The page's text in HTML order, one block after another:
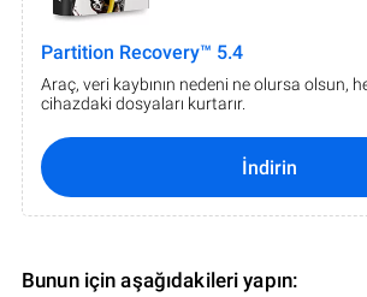
Partition Recovery™ 5.4
Araç, veri kaybının nedeni ne olursa olsun,
cihazdaki dosyaları kurtarır.
İndirin
Bunun için aşağıdakileri yapın: